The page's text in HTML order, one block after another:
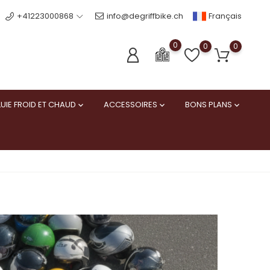
+41223000868 info@degriffbike.ch Français
0 0 0
FROID ET CHAUD  ACCESSOIRES  BONS PLANS 